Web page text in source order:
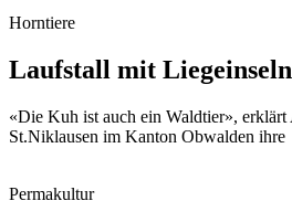
Horntiere
Laufstall mit Liegeinseln
«Die Kuh ist auch ein Waldtier»,
St.Niklausen im Kanton Obwalden ihre
Permakultur